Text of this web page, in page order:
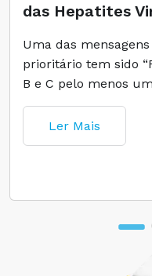
das Hepatites
Uma das
prioritário tem sido
B e C pelo menos
Ler Mais